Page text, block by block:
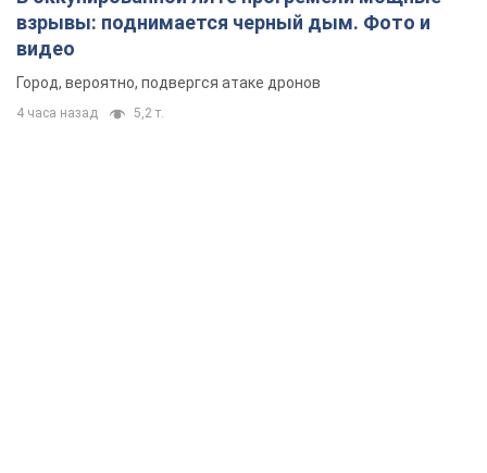
взрывы: поднимается черный дым. Фото и
видео
Город, вероятно, подвергся атаке дронов
4 часа назад 5,2 т.